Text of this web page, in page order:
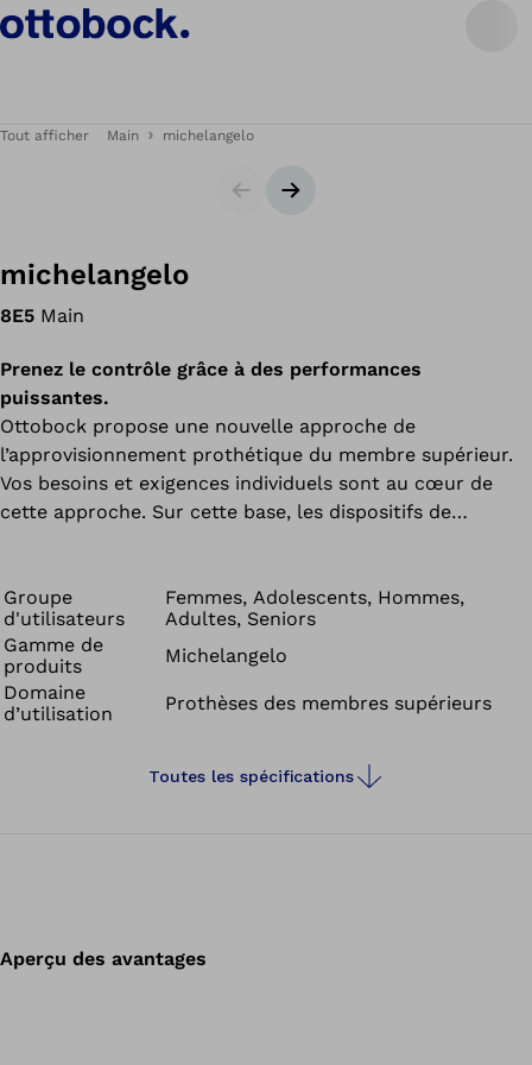
Tout afficher Main michelangelo
CarrouselBannière suivante
michelangelo
8E5 Main
Prenez le contrôle grâce à des performances
puissantes.
Ottobock propose une nouvelle approche de
l’approvisionnement prothétique du membre supérieur.
Vos besoins et exigences individuels sont au cœur de
cette approche. Sur cette base, les dispositifs de
main et de coude adaptées peuvent être combinés de
manière ciblée. Le résultat est un approvisionnement sur
mesure qui s’adapte à votre quotidien et permet une
utilisation intuitive et naturelle de la prothèse.
Groupe
d'utilisateurs
Femmes, Adolescents, Hommes,
Adultes, Seniors
Gamme de
produits
Michelangelo
Domaine
d’utilisation
Prothèses des membres supérieurs
Toutes les spécifications
Aperçu des avantages